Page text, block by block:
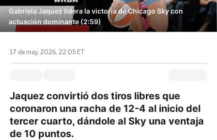
Gabriela Jaquez lidera la victoria de Chicago Sky con
actuación dominante (2:59)
17 de may, 2026, 22:05 ET
Jaquez convirtió dos tiros libres que
coronaron una racha de 12-4 al inicio del
tercer cuarto, dándole al Sky una ventaja
de 10 puntos.